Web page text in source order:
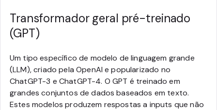
Transformador geral pré-treinado
(GPT)
Um tipo específico de modelo de linguagem grande
(LLM), criado pela OpenAI e popularizado no
ChatGPT-3 e ChatGPT-4. O GPT é treinado em
grandes conjuntos de dados baseados em texto.
Estes modelos produzem respostas a inputs que não